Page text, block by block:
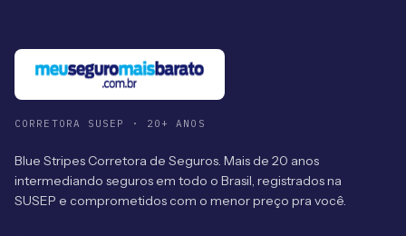
CORRETORA SUSEP · 20+ ANOS
Blue Stripes Corretora de Seguros. Mais de 20 anos
intermediando seguros em todo o Brasil, registrados na
SUSEP e comprometidos com o menor preço pra você.